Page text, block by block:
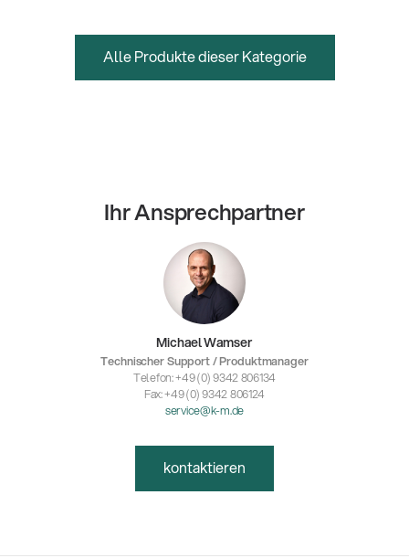
Alle Produkte dieser Kategorie
Ihr Ansprechpartner
Michael Wamser
Technischer Support / Produktmanager
Telefon: +49 (0) 9342 806134
Fax: +49 (0) 9342 806124
service@k-m.de
kontaktieren